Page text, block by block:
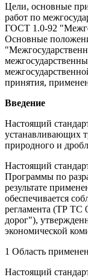
Цели, основные
работ по
ГОСТ 1.0-92
Основные
принятия,
Введение
Настоящий
устанавливающих
природного и
Настоящий
Программы по
результате
обеспечивается
регламента (ТР ТС
дорог"),
экономической
1 Область
Настоящий